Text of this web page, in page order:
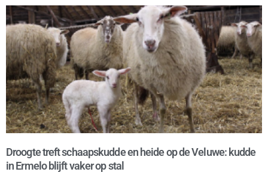
Droogte treft schaapskudde en heide op de Veluwe: kudde
in Ermelo blijft vaker op stal